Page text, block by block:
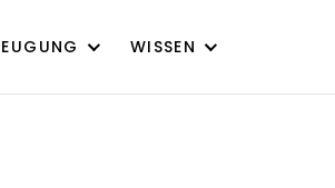
WISSEN